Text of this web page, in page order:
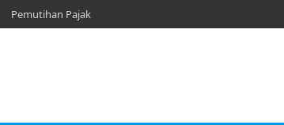
Pemutihan Pajak